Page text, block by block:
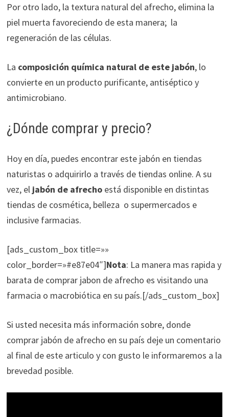
Por otro lado, la textura natural del afrecho, elimina la
piel muerta favoreciendo de esta manera; la
regeneración de las células.
La composición química natural de este jabón, lo
convierte en un producto purificante, antiséptico y
antimicrobiano.
¿Dónde comprar y precio?
Hoy en día, puedes encontrar este jabón en tiendas
naturistas o adquirirlo a través de tiendas online. A su
vez, el jabón de afrechoestá disponible en distintas
tiendas de cosmética, belleza o supermercados e
inclusive farmacias.
[ads_custom_box title=»»
color_border=»#e87e04″]Nota: La manera mas rapida y
barata de comprar jabon de afrecho es visitando una
farmacia o macrobiótica en su país.[/ads_custom_box]
Si usted necesita más información sobre, donde
comprar jabón de afrecho en su país deje un comentario
al final de este articulo y con gusto le informaremos a la
brevedad posible.